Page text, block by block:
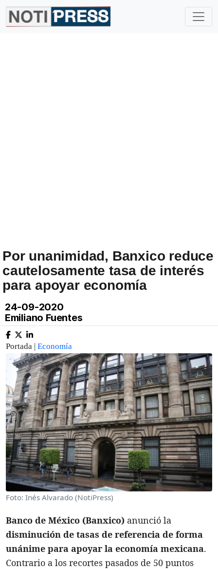
Por unanimidad, Banxico reduce
cautelosamente tasa de interés
para apoyar economía
24-09-2020
Emiliano Fuentes
Portada | Economía
Foto: Inés Alvarado (NotiPress)
Banco de México (Banxico) anunció la
disminución de tasas de referencia de forma
unánime para apoyar la economía mexicana.
Contrario a los recortes pasados de 50 puntos